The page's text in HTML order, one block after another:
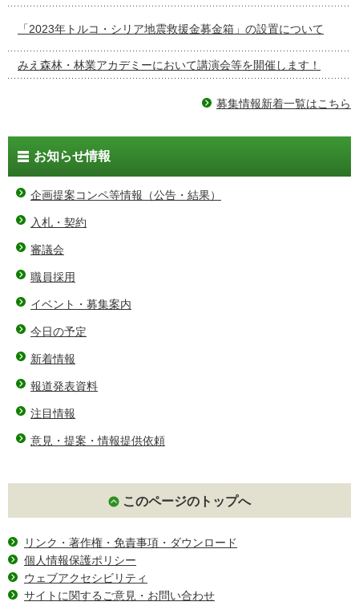
「2023年トルコ・シリア地震救援金募金箱」の設置について
みえ森林・林業アカデミーにおいて講演会等を開催します！
募集情報新着一覧はこちら
お知らせ情報
企画提案コンペ等情報（公告・結果）
入札・契約
審議会
職員採用
イベント・募集案内
今日の予定
新着情報
報道発表資料
注目情報
意見・提案・情報提供依頼
このページのトップへ
リンク・著作権・免責事項・ダウンロード
個人情報保護ポリシー
ウェブアクセシビリティ
サイトに関するご意見・お問い合わせ